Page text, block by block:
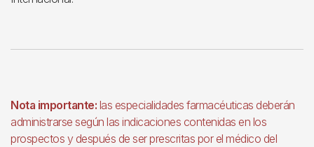
Nota importante: las especialidades farmacéuticas deberán
administrarse según las indicaciones contenidas en los
prospectos y después de ser prescritas por el médico del